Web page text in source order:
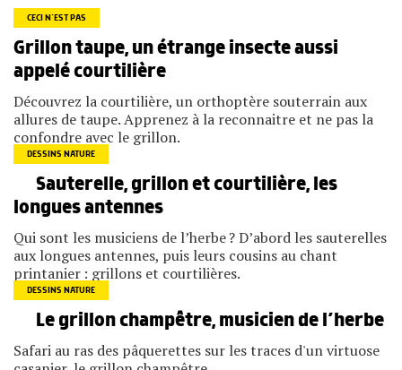
CECI N’EST PAS
Grillon taupe, un étrange insecte aussi
appelé courtilière
Découvrez la courtilière, un orthoptère souterrain aux
allures de taupe. Apprenez à la reconnaitre et ne pas la
confondre avec le grillon.
DESSINS NATURE
Sauterelle, grillon et courtilière, les
longues antennes
Qui sont les musiciens de l’herbe ? D’abord les sauterelles
aux longues antennes, puis leurs cousins au chant
printanier : grillons et courtilières.
DESSINS NATURE
Le grillon champêtre, musicien de l’herbe
Safari au ras des pâquerettes sur les traces d'un virtuose